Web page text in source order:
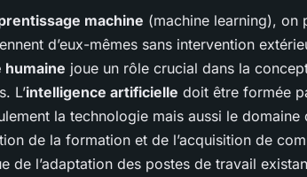
machine (machine learning), on
d’eux-mêmes sans intervention
humaine joue un rôle crucial dans la
L’intelligence artificielle doit être formée
la technologie mais aussi le domaine
de la formation et de l’acquisition de
de l’adaptation des postes de travail